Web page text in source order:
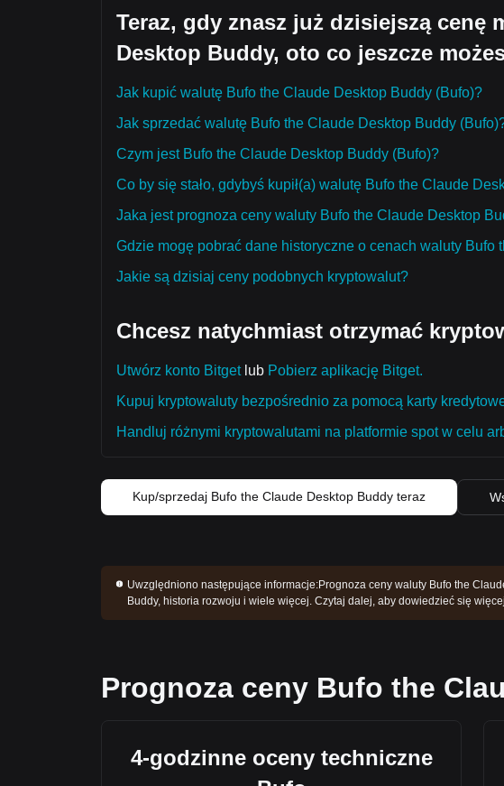
Teraz, gdy znasz już dzisiejszą cenę
Desktop Buddy, oto co jeszcze
Jak kupić walutę Bufo the Claude Desktop Buddy (Bufo)?
Jak sprzedać walutę Bufo the Claude Desktop Buddy
Czym jest Bufo the Claude Desktop Buddy (Bufo)?
Co by się stało, gdybyś kupił(a) walutę Bufo the Claude
Jaka jest prognoza ceny waluty Bufo the Claude Desktop
Gdzie mogę pobrać dane historyczne o cenach waluty Bufo
Jakie są dzisiaj ceny podobnych kryptowalut?
Chcesz natychmiast otrzymać
Utwórz konto Bitgetlub Pobierz aplikację Bitget.
Kupuj kryptowaluty bezpośrednio za pomocą karty
Handluj różnymi kryptowalutami na platformie spot w celu
Kup/sprzedaj Bufo the Claude Desktop Buddy teraz
Uwzględniono następujące informacje:Prognoza ceny waluty Bufo the
Buddy, historia rozwoju i wiele więcej. Czytaj dalej, aby dowiedzieć się
Prognoza ceny Bufo the
4-godzinne oceny techniczne